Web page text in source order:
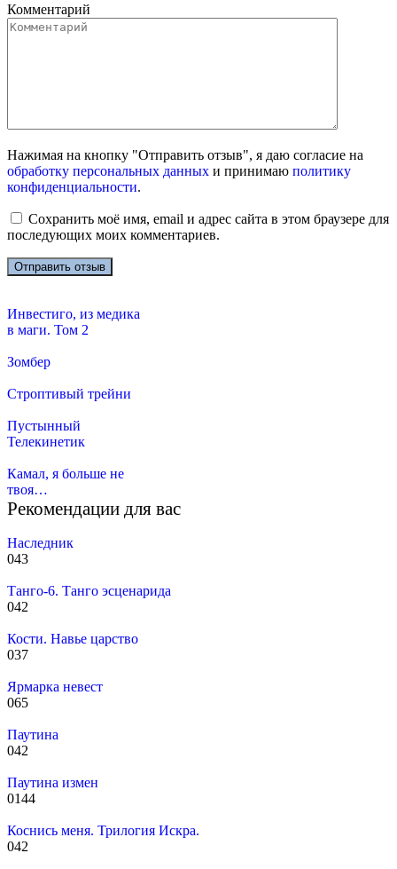
Комментарий
Нажимая на кнопку "Отправить отзыв", я даю согласие на
обработку персональных данных и принимаю политику
конфиденциальности.
Сохранить моё имя, email и адрес сайта в этом браузере для
последующих моих комментариев.
Инвестиго, из медика
в маги. Том 2
Зомбер
Строптивый трейни
Пустынный
Телекинетик
Камал, я больше не
твоя…
Рекомендации для вас
Наследник
043
Танго-6. Танго эсценарида
042
Кости. Навье царство
037
Ярмарка невест
065
Паутина
042
Паутина измен
0144
Коснись меня. Трилогия Искра.
042